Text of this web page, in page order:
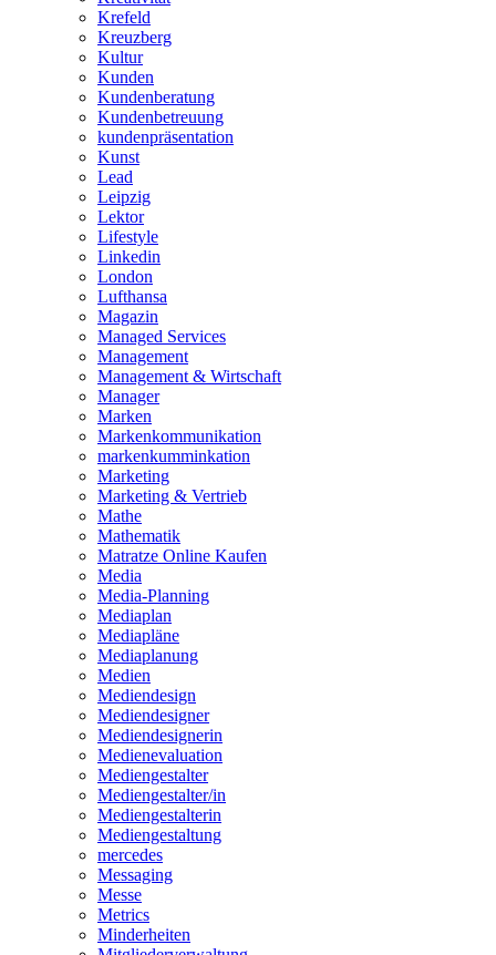
Krefeld
Kreuzberg
Kultur
Kunden
Kundenberatung
Kundenbetreuung
kundenpräsentation
Kunst
Lead
Leipzig
Lektor
Lifestyle
Linkedin
London
Lufthansa
Magazin
Managed Services
Management
Management & Wirtschaft
Manager
Marken
Markenkommunikation
markenkumminkation
Marketing
Marketing & Vertrieb
Mathe
Mathematik
Matratze Online Kaufen
Media
Media-Planning
Mediaplan
Mediapläne
Mediaplanung
Medien
Mediendesign
Mediendesigner
Mediendesignerin
Medienevaluation
Mediengestalter
Mediengestalter/in
Mediengestalterin
Mediengestaltung
mercedes
Messaging
Messe
Metrics
Minderheiten